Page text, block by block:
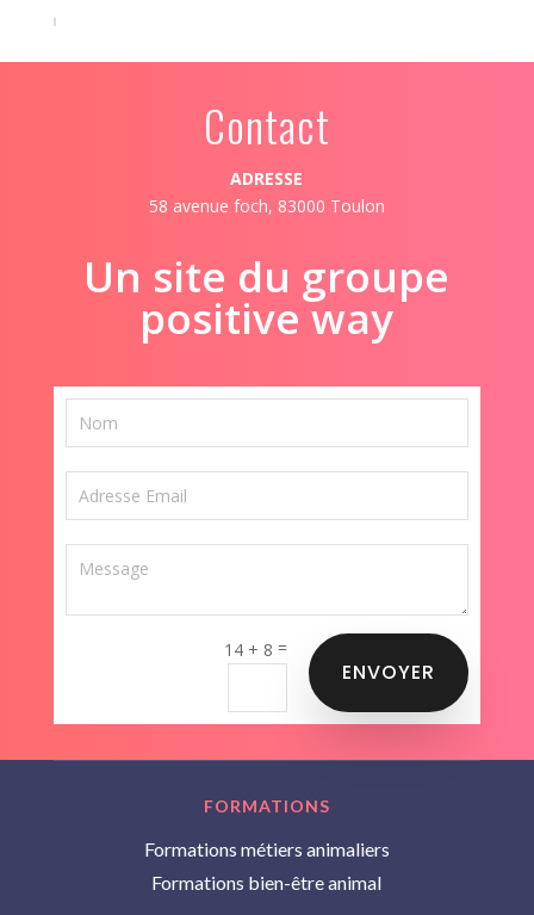
Contact
ADRESSE
58 avenue foch, 83000 Toulon
Un site du groupe
positive way
14 + 8 =
ENVOYER
FORMATIONS
Formations métiers animaliers
Formations bien-être animal